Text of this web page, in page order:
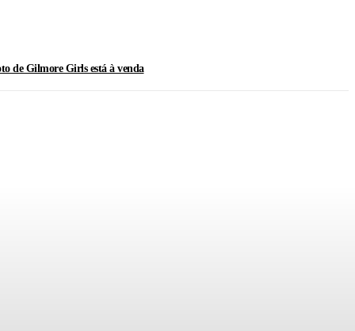
de Gilmore Girls está à venda